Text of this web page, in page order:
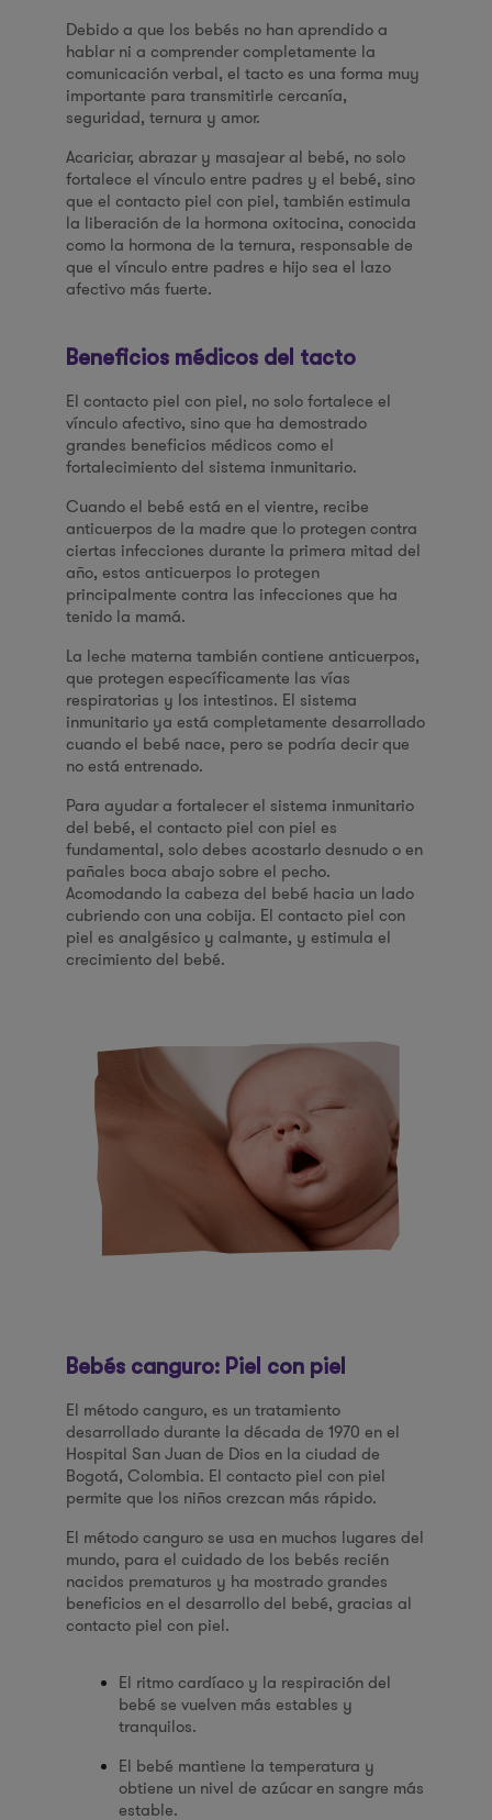
Debido a que los bebés no han aprendido a
hablar ni a comprender completamente la
comunicación verbal, el tacto es una forma muy
importante para transmitirle cercanía,
seguridad, ternura y amor.
Acariciar, abrazar y masajear al bebé, no solo
fortalece el vínculo entre padres y el bebé, sino
que el contacto piel con piel, también estimula
la liberación de la hormona oxitocina, conocida
como la hormona de la ternura, responsable de
que el vínculo entre padres e hijo sea el lazo
afectivo más fuerte.
Beneficios médicos del tacto
El contacto piel con piel, no solo fortalece el
vínculo afectivo, sino que ha demostrado
grandes beneficios médicos como el
fortalecimiento del sistema inmunitario.
Cuando el bebé está en el vientre, recibe
anticuerpos de la madre que lo protegen contra
ciertas infecciones durante la primera mitad del
año, estos anticuerpos lo protegen
principalmente contra las infecciones que ha
tenido la mamá.
La leche materna también contiene anticuerpos,
que protegen específicamente las vías
respiratorias y los intestinos. El sistema
inmunitario ya está completamente desarrollado
cuando el bebé nace, pero se podría decir que
no está entrenado.
Para ayudar a fortalecer el sistema inmunitario
del bebé, el contacto piel con piel es
fundamental, solo debes acostarlo desnudo o en
pañales boca abajo sobre el pecho.
Acomodando la cabeza del bebé hacia un lado
cubriendo con una cobija. El contacto piel con
piel es analgésico y calmante, y estimula el
crecimiento del bebé.
Bebés canguro: Piel con piel
El método canguro, es un tratamiento
desarrollado durante la década de 1970 en el
Hospital San Juan de Dios en la ciudad de
Bogotá, Colombia. El contacto piel con piel
permite que los niños crezcan más rápido.
El método canguro se usa en muchos lugares del
mundo, para el cuidado de los bebés recién
nacidos prematuros y ha mostrado grandes
beneficios en el desarrollo del bebé, gracias al
contacto piel con piel.
El ritmo cardíaco y la respiración del
bebé se vuelven más estables y
tranquilos.
El bebé mantiene la temperatura y
obtiene un nivel de azúcar en sangre más
estable.